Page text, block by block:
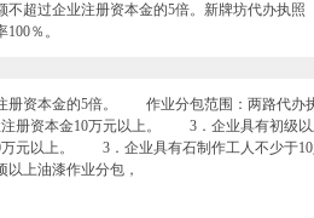
超过企业注册资本金的5倍。 新牌坊代办执
％。
册资本金的5倍。 作业分包范围： 两路代
资本金10万元以上。 3．企业具有初级以
元以上。 3．企业具有石制作工人不少于10
上油漆作业分包，